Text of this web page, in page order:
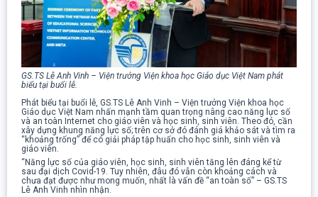
GS.TS Lê Anh Vinh – Viện trưởng Viện khoa học Giáo dục Việt Nam phát
biểu tại buổi lễ.
Phát biểu tại buổi lễ, GS.TS Lê Anh Vinh – Viện trưởng Viện khoa học
Giáo dục Việt Nam nhấn mạnh tầm quan trọng nâng cao năng lực số
và an toàn Internet cho giáo viên và học sinh, sinh viên. Theo đó, cần
xây dựng khung năng lực số; trên cơ sở đó đánh giá khảo sát và tìm ra
“khoảng trống” để có giải pháp tập huấn cho học sinh, sinh viên và
giáo viên.
“Năng lực số của giáo viên, học sinh, sinh viên tăng lên đáng kể từ
sau đại dịch Covid-19. Tuy nhiên, đâu đó vẫn còn khoảng cách và
chưa đạt được như mong muốn, nhất là vấn đề “an toàn số” – GS.TS
Lê Anh Vinh nhìn nhận.